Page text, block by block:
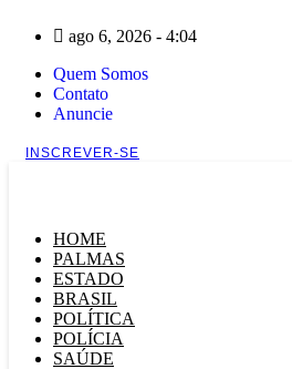
para
conteúdo
ago 6, 2026 - 4:04
Quem Somos
Contato
Anuncie
INSCREVER-SE
HOME
PALMAS
ESTADO
BRASIL
POLÍTICA
POLÍCIA
SAÚDE